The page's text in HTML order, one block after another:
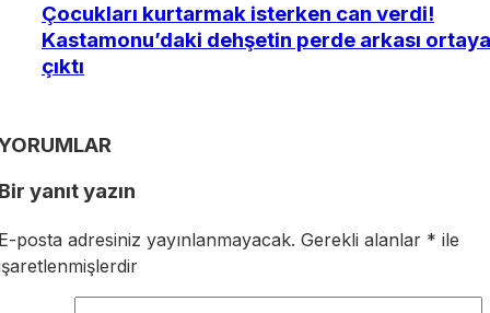
Çocukları kurtarmak isterken can verdi!
Kastamonu’daki dehşetin perde arkası ortaya
çıktı
yanıt yazın
posta adresiniz yayınlanmayacak. Gerekli alanlar * ile